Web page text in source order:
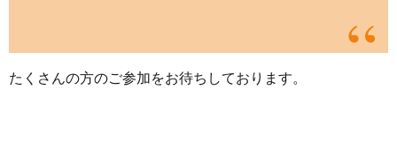
たくさんの方のご参加をお待ちしております。